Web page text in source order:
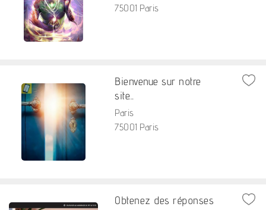
75001 Paris
Bienvenue sur notre
site...
Paris
75001 Paris
Obtenez des réponses